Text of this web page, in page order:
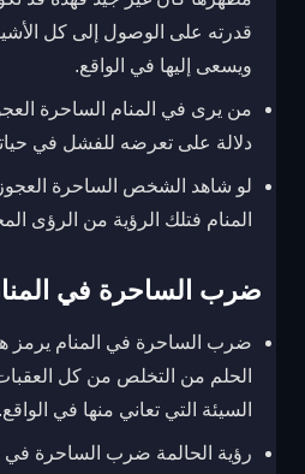
قدرته على الوصول إلى كل
ويسعى إليها في الواقع.
من يرى في المنام الساحرة
دلالة على تعرضه للفشل في
لو شاهد الشخص الساحرة
المنام فتلك الرؤية من الرؤى
ضرب الساحرة في
ضرب الساحرة في المنام يرمز
الحلم من التخلص من كل العقبات
السيئة التي تعاني منها في الواقع.
رؤية الحالمة ضرب الساحرة في